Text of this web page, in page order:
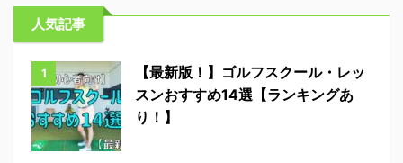
人気記事
1
【最新版！】ゴルフスクール・レッ
スンおすすめ14選【ランキングあ
り！】